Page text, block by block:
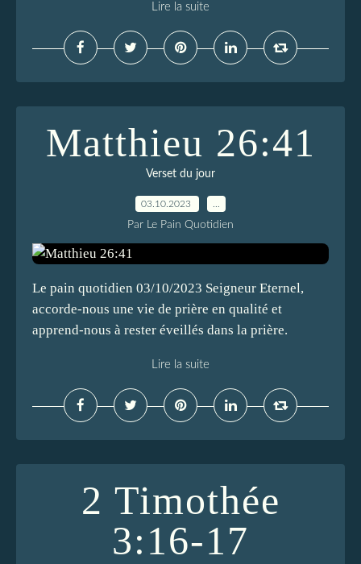
Lire la suite
Matthieu 26:41
Verset du jour
03.10.2023
Par Le Pain Quotidien
Le pain quotidien 03/10/2023 Seigneur Eternel,
accorde-nous une vie de prière en qualité et
apprend-nous à rester éveillés dans la prière.
Lire la suite
2 Timothée
3:16-17